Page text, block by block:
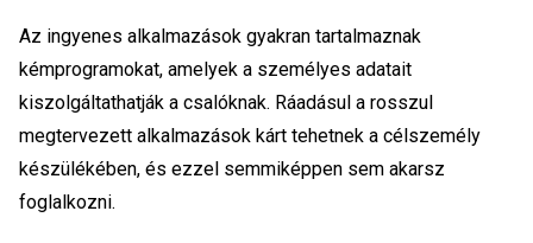
Az ingyenes alkalmazások gyakran tartalmaznak
kémprogramokat, amelyek a személyes adatait
kiszolgáltathatják a csalóknak. Ráadásul a rosszul
megtervezett alkalmazások kárt tehetnek a célszemély
készülékében, és ezzel semmiképpen sem akarsz
foglalkozni.